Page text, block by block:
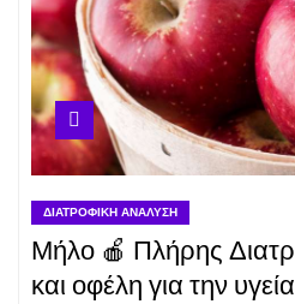
ΔΙΑΤΡΟΦΙΚΉ ΑΝΆΛΥΣΗ
Μήλο 🍎 Πλήρης
και οφέλη για την υγεία